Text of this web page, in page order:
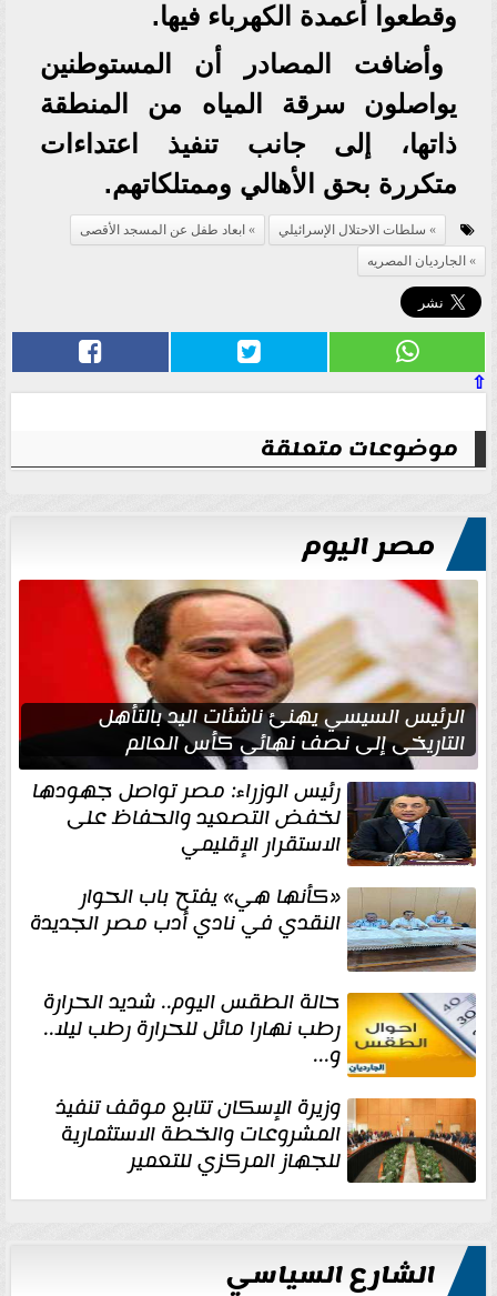
وقطعوا أعمدة الكهرباء فيها.
وأضافت المصادر أن المستوطنين
يواصلون سرقة المياه من المنطقة
ذاتها، إلى جانب تنفيذ اعتداءات
متكررة بحق الأهالي وممتلكاتهم.
سلطات الاحتلال الإسرائيلي
ابعاد طفل عن المسجد الأقصى
الجارديان المصريه
⇧
موضوعات متعلقة
مصر اليوم
الرئيس السيسي يهنئ ناشئات اليد بالتأهل
التاريخي إلى نصف نهائي كأس العالم
رئيس الوزراء: مصر تواصل جهودها
لخفض التصعيد والحفاظ على
الاستقرار الإقليمي
«كأنها هي» يفتح باب الحوار
النقدي في نادي أدب مصر الجديدة
حالة الطقس اليوم.. شديد الحرارة
رطب نهارا مائل للحرارة رطب ليلا..
و...
وزيرة الإسكان تتابع موقف تنفيذ
المشروعات والخطة الاستثمارية
للجهاز المركزي للتعمير
الشارع السياسي